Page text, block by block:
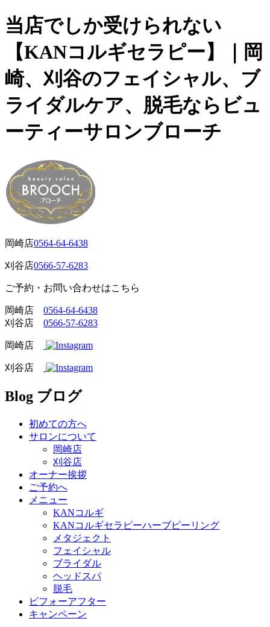
当店でしか受けられない
【KANコルギセラピー】｜岡
崎、刈谷のフェイシャル、ブ
ライダルケア、脱毛ならビュ
ーティーサロンブローチ
岡崎店0564-64-6438
刈谷店0566-57-6283
ご予約・お問い合わせはこちら
岡崎店 0564-64-6438
刈谷店 0566-57-6283
岡崎店
刈谷店
Blog ブログ
初めての方へ
サロンについて
岡崎店
刈谷店
オーナー挨拶
ご予約へ
メニュー
KANコルギ
KANコルギセラピーハーブピーリング
メタジェクト
フェイシャル
ブライダル
ヘッドスパ
脱毛
ビフォーアフター
キャンペーン